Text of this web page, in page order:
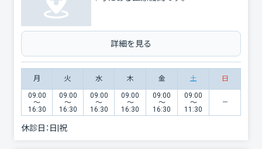
詳細を見る
月 火 水 木 金 土 日
09:00
〜
16:30
09:00
〜
16:30
09:00
〜
16:30
09:00
〜
16:30
09:00
〜
16:30
09:00
〜
11:30
休診日： 日|祝